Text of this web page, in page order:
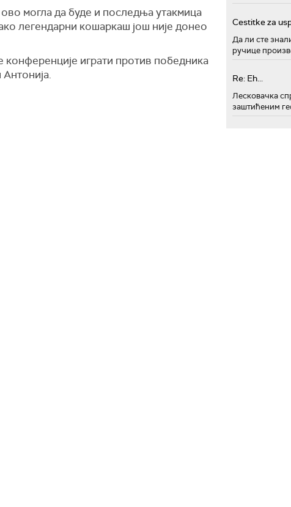
могла да буде и последња утакмица
легендарни кошаркаш још није донео
играти против победника
Cestitke za
Да ли сте
ручице
Re: Eh...
Лесковачка
заштићеним